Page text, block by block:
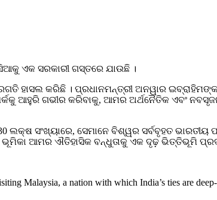
ଏକ ସରକାରୀ ଗସ୍ତରେ ଯାଉଛି ।
ହାସଲ କରିଛି । ପ୍ରଧାନମନ୍ତ୍ରୀ ଅନୱାର
ଆହୁରି ଗଭୀର କରିବାକୁ, ଆମର ଅର୍ଥନୈତିକ ଏବଂ
ଲକ୍ଷ ସଂଖ୍ୟାରେ, ସେମାନେ ବିଶ୍ୱର ସର୍ବବୃହତ
ଆମର ଐତିହାସିକ ବନ୍ଧୁତାକୁ ଏକ ଦୃଢ଼ ଭିତ୍ତିଭୂମି
Malaysia, a nation with which India’s ties are